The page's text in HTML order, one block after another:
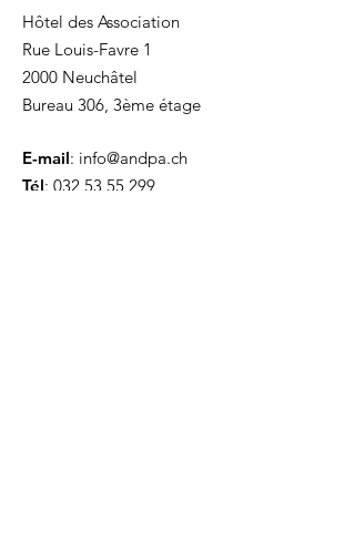
Hôtel des Association
Rue Louis-Favre 1
2000 Neuchâtel
Bureau 306, 3ème étage
E-mail: info@andpa.ch
Tél: 032 53 55 299